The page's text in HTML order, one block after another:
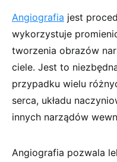
Angiografia jest
wykorzystuje
tworzenia obrazów
ciele. Jest to
przypadku wielu
serca, układu
innych narządów
Angiografia pozwala